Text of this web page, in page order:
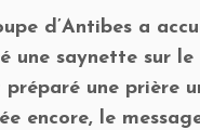
d’Antibes a
une saynette sur
une prière
encore, le